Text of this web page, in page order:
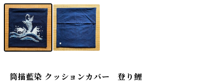
筒描藍染 クッションカバー 登り鯉